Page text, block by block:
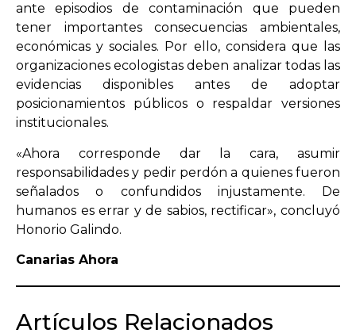
ante episodios de contaminación que pueden
tener importantes consecuencias ambientales,
económicas y sociales. Por ello, considera que las
organizaciones ecologistas deben analizar todas las
evidencias disponibles antes de adoptar
posicionamientos públicos o respaldar versiones
institucionales.
«Ahora corresponde dar la cara, asumir
responsabilidades y pedir perdón a quienes fueron
señalados o confundidos injustamente. De
humanos es errar y de sabios, rectificar», concluyó
Honorio Galindo.
Canarias Ahora
Artículos Relacionados